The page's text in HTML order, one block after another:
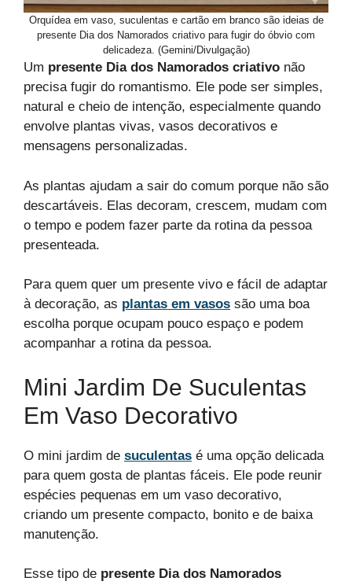
Orquídea em vaso, suculentas e cartão em branco são ideias de
presente Dia dos Namorados criativo para fugir do óbvio com
delicadeza. (Gemini/Divulgação)
Um presente Dia dos Namorados criativo não
precisa fugir do romantismo. Ele pode ser simples,
natural e cheio de intenção, especialmente quando
envolve plantas vivas, vasos decorativos e
mensagens personalizadas.
As plantas ajudam a sair do comum porque não são
descartáveis. Elas decoram, crescem, mudam com
o tempo e podem fazer parte da rotina da pessoa
presenteada.
Para quem quer um presente vivo e fácil de adaptar
à decoração, as plantas em vasos são uma boa
escolha porque ocupam pouco espaço e podem
acompanhar a rotina da pessoa.
Mini Jardim De Suculentas
Em Vaso Decorativo
O mini jardim de suculentas é uma opção delicada
para quem gosta de plantas fáceis. Ele pode reunir
espécies pequenas em um vaso decorativo,
criando um presente compacto, bonito e de baixa
manutenção.
Esse tipo de presente Dia dos Namorados